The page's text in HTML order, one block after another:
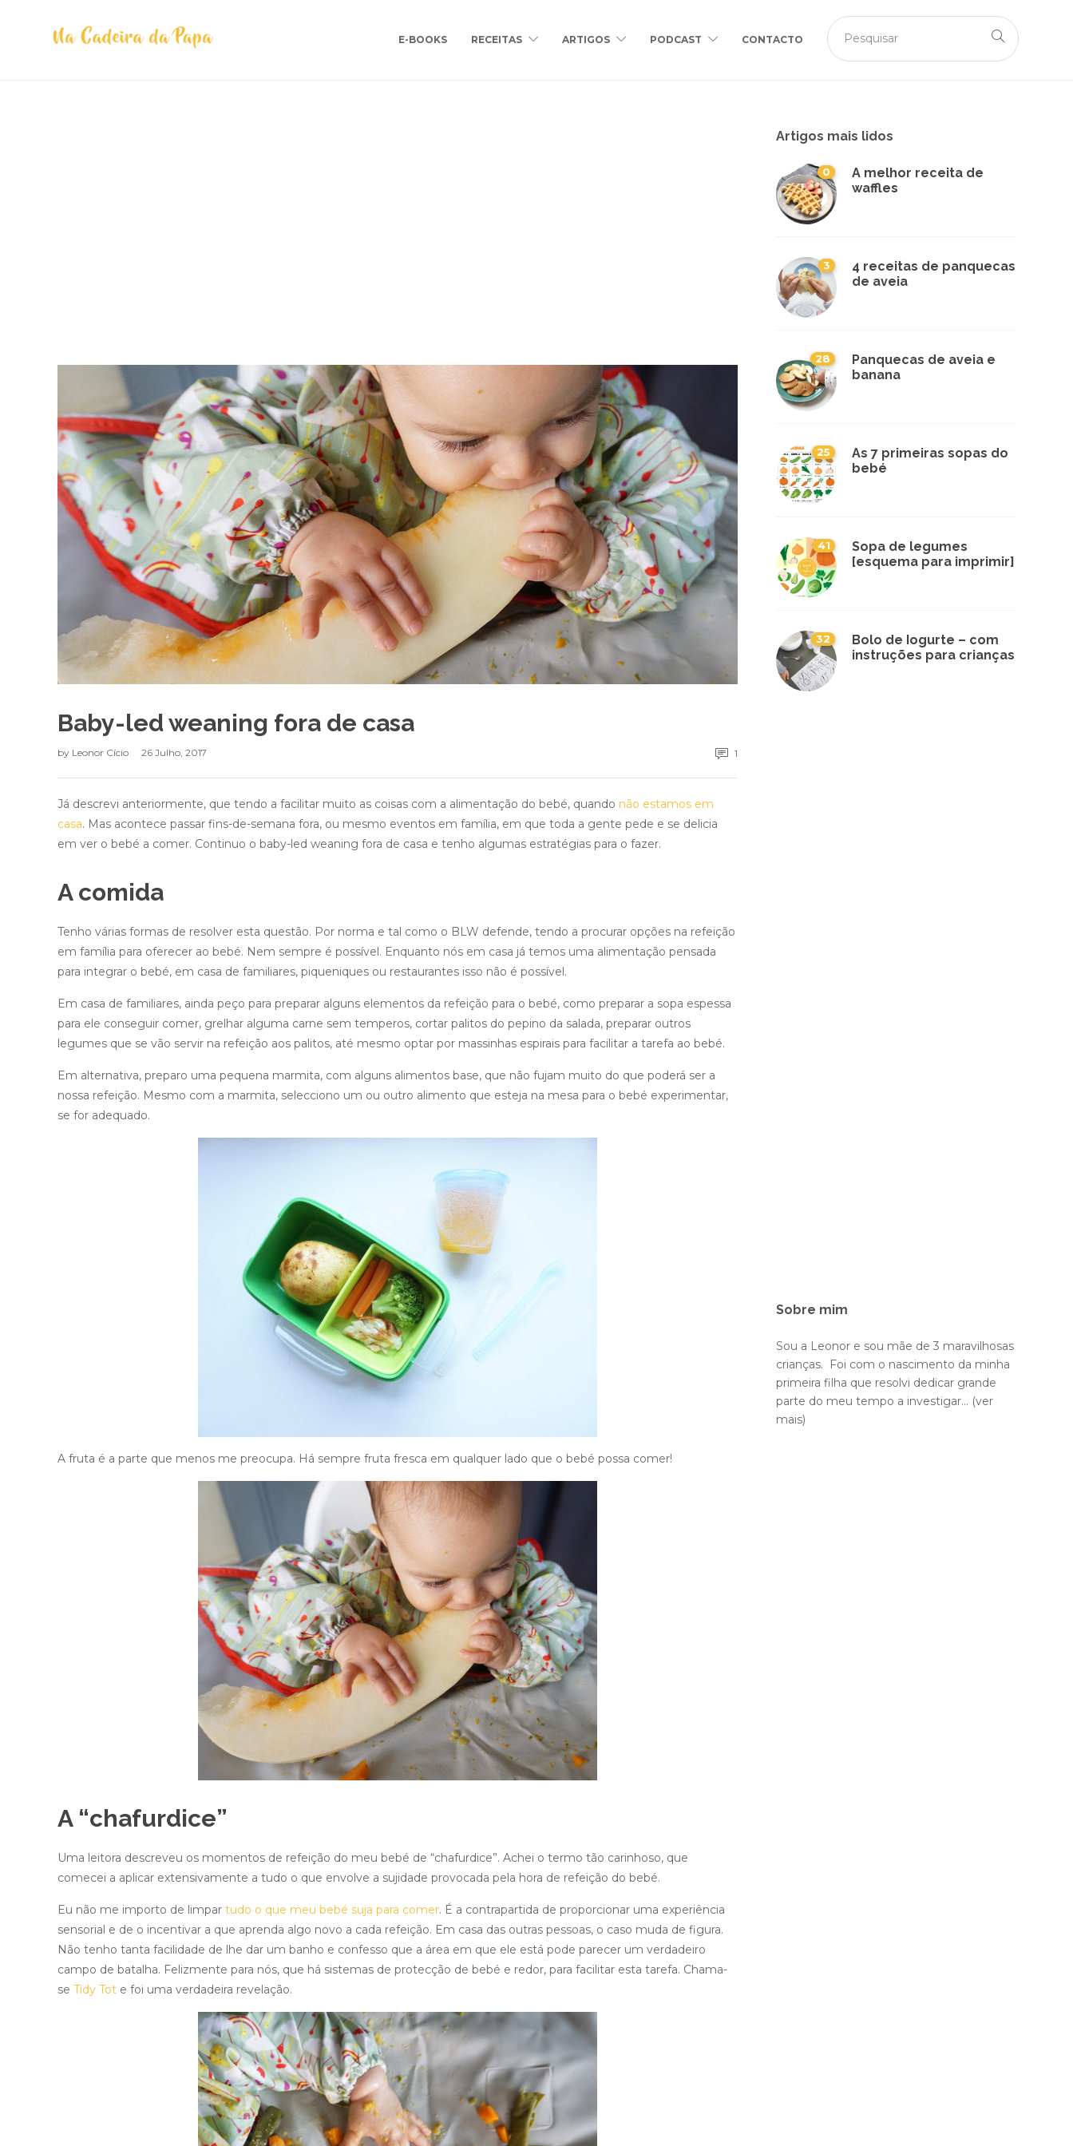
E-BOOKS RECEITAS ARTIGOS PODCAST CONTACTO
Baby-led weaning fora de casa
by Leonor Cício 26 Julho, 2017 1
Já descrevi anteriormente, que tendo a facilitar muito as coisas com a alimentação do bebé, quando não estamos em
casa. Mas acontece passar fins-de-semana fora, ou mesmo eventos em família, em que toda a gente pede e se delicia
em ver o bebé a comer. Continuo o baby-led weaning fora de casa e tenho algumas estratégias para o fazer.
A comida
Tenho várias formas de resolver esta questão. Por norma e tal como o BLW defende, tendo a procurar opções na refeição
em família para oferecer ao bebé. Nem sempre é possível. Enquanto nós em casa já temos uma alimentação pensada
para integrar o bebé, em casa de familiares, piqueniques ou restaurantes isso não é possível.
Em casa de familiares, ainda peço para preparar alguns elementos da refeição para o bebé, como preparar a sopa espessa
para ele conseguir comer, grelhar alguma carne sem temperos, cortar palitos do pepino da salada, preparar outros
legumes que se vão servir na refeição aos palitos, até mesmo optar por massinhas espirais para facilitar a tarefa ao bebé.
Em alternativa, preparo uma pequena marmita, com alguns alimentos base, que não fujam muito do que poderá ser a
nossa refeição. Mesmo com a marmita, selecciono um ou outro alimento que esteja na mesa para o bebé experimentar,
se for adequado.
A fruta é a parte que menos me preocupa. Há sempre fruta fresca em qualquer lado que o bebé possa comer!
A “chafurdice”
Uma leitora descreveu os momentos de refeição do meu bebé de “chafurdice”. Achei o termo tão carinhoso, que
comecei a aplicar extensivamente a tudo o que envolve a sujidade provocada pela hora de refeição do bebé.
Eu não me importo de limpar tudo o que meu bebé suja para comer. É a contrapartida de proporcionar uma experiência
sensorial e de o incentivar a que aprenda algo novo a cada refeição. Em casa das outras pessoas, o caso muda de figura.
Não tenho tanta facilidade de lhe dar um banho e confesso que a área em que ele está pode parecer um verdadeiro
campo de batalha. Felizmente para nós, que há sistemas de protecção de bebé e redor, para facilitar esta tarefa. Chama-
se Tidy Tot e foi uma verdadeira revelação.
Artigos mais lidos
0
A melhor receita de
waffles
3
4 receitas de panquecas
de aveia
28
Panquecas de aveia e
banana
25
As 7 primeiras sopas do
bebé
41
Sopa de legumes
[esquema para imprimir]
32
Bolo de Iogurte – com
instruções para crianças
Sobre mim
Sou a Leonor e sou mãe de 3 maravilhosas
crianças. Foi com o nascimento da minha
primeira filha que resolvi dedicar grande
parte do meu tempo a investigar... (ver
mais)